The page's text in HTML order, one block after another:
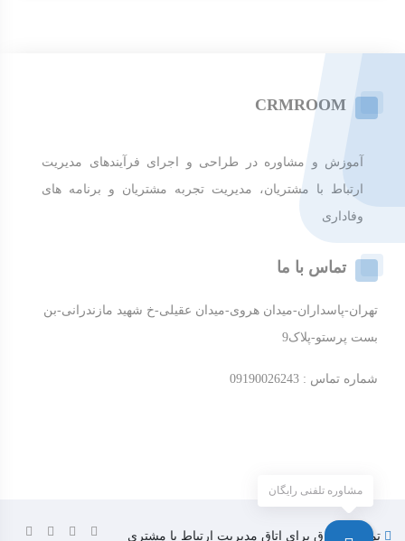
CRMROOM
آموزش و مشاوره در طراحی و اجرای فرآیندهای مدیریت
ارتباط با مشتریان، مدیریت تجربه مشتریان و برنامه های
وفاداری
تماس با ما
تهران-پاسداران-میدان هروی-میدان عقیلی-خ شهید مازندرانی-بن
بست پرستو-پلاک9
شماره تماس : 09190026243
تمامی حقوق برای اتاق مدیریت ارتباط با مشتری
مشاوره تلفنی رایگان